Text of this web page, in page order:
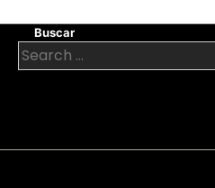
Buscar
Search
for: